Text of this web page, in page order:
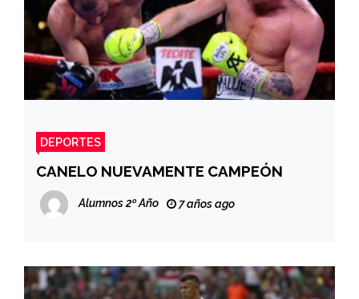
DEPORTES
CANELO NUEVAMENTE CAMPEÓN
Alumnos 2º Año 7 años ago